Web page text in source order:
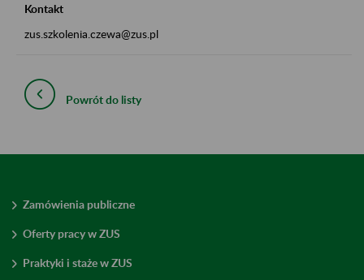
Kontakt
zus.szkolenia.czewa@zus.pl
Powrót do listy
Zamówienia publiczne
Oferty pracy w ZUS
Praktyki i staże w ZUS